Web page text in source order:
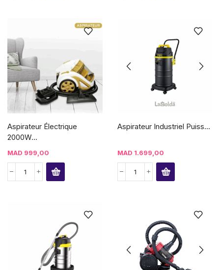
Aspirateur Électrique
2000W...
MAD 999,00
Aspirateur Industriel Puiss...
MAD 1.699,00